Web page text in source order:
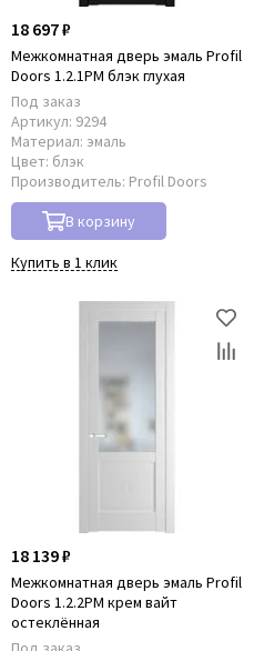
18 697 ₽
Межкомнатная дверь эмаль Profil
Doors 1.2.1PM блэк глухая
Под заказ
Артикул: 9294
Материал: эмаль
Цвет: блэк
Производитель: Profil Doors
В корзину
Купить в 1 клик
18 139 ₽
Межкомнатная дверь эмаль Profil
Doors 1.2.2PM крем вайт
остеклённая